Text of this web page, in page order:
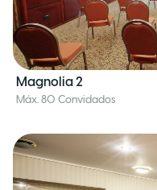
Magnolia 2
Máx. 80 Convidados